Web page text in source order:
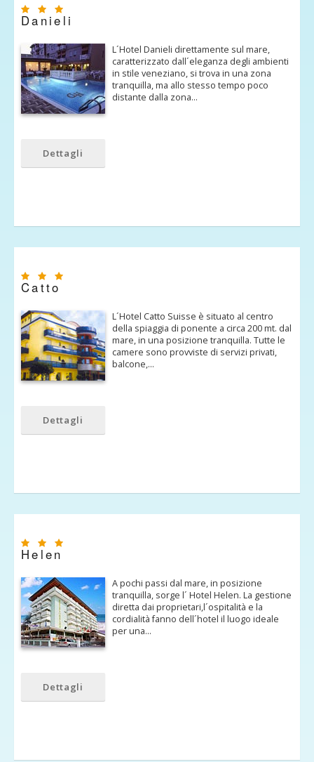
Danieli
L´Hotel Danieli direttamente sul mare,
caratterizzato dall´eleganza degli ambienti
in stile veneziano, si trova in una zona
tranquilla, ma allo stesso tempo poco
distante dalla zona…
Dettagli
Catto
L´Hotel Catto Suisse è situato al centro
della spiaggia di ponente a circa 200 mt. dal
mare, in una posizione tranquilla. Tutte le
camere sono provviste di servizi privati,
balcone,…
Dettagli
Helen
A pochi passi dal mare, in posizione
tranquilla, sorge l´ Hotel Helen. La gestione
diretta dai proprietari,l´ospitalità e la
cordialità fanno dell´hotel il luogo ideale
per una…
Dettagli